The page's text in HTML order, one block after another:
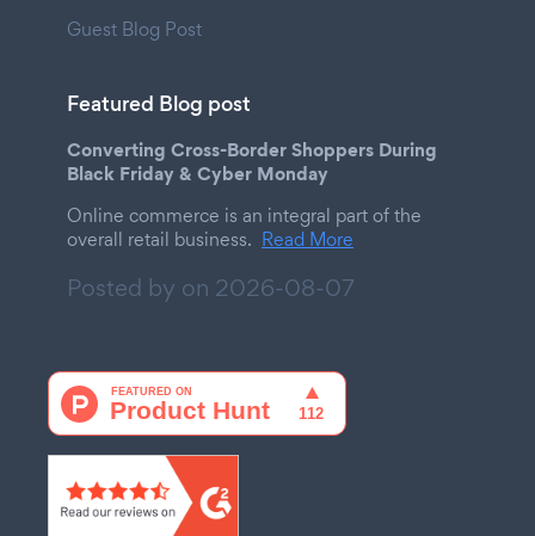
Guest Blog Post
Featured Blog post
Converting Cross-Border Shoppers During
Black Friday & Cyber Monday
Online commerce is an integral part of the
overall retail business. Read More
Posted by on 2026-08-07